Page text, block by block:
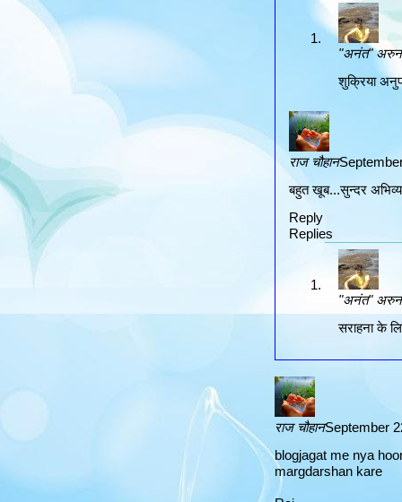
"अनंत" अरुन
शुक्रिया
राज चौहान
बहुत खूब...सुन्दर
Reply
Replies
"अनंत" अरुन
सराहना के
राज चौहानSeptember
blogjagat me nya
margdarshan kare